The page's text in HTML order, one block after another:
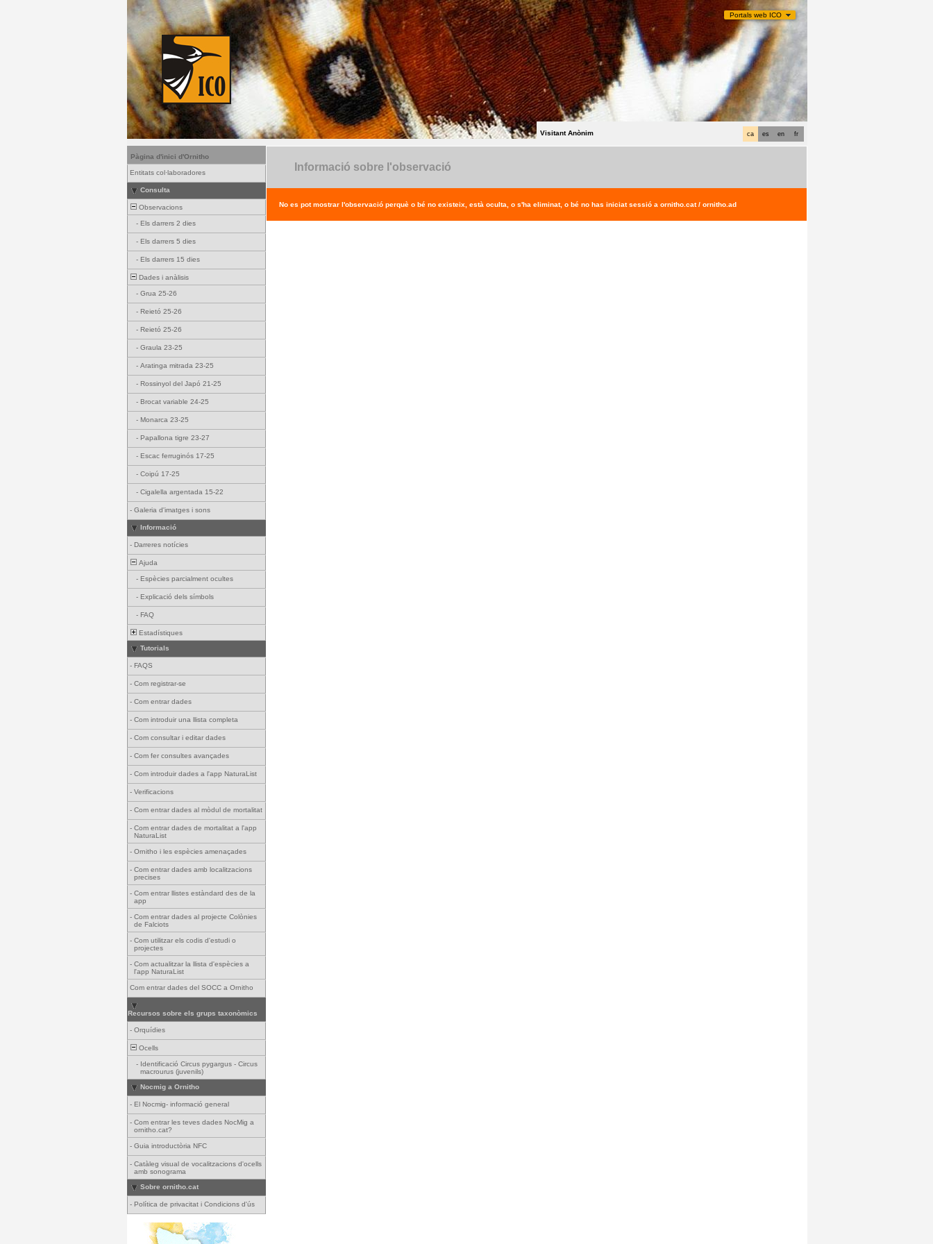
Portals web ICO
fr
en
es
ca
Visitant Anònim
Pàgina d'inici d'Ornitho
Entitats col·laboradores
Consulta
Observacions
- Els darrers 2 dies
- Els darrers 5 dies
- Els darrers 15 dies
Dades i anàlisis
- Grua 25-26
- Reietó 25-26
- Reietó 25-26
- Graula 23-25
- Aratinga mitrada 23-25
- Rossinyol del Japó 21-25
- Brocat variable 24-25
- Monarca 23-25
- Papallona tigre 23-27
- Escac ferruginós 17-25
- Coipú 17-25
- Cigalella argentada 15-22
- Galeria d'imatges i sons
Informació
- Darreres notícies
Ajuda
- Espècies parcialment ocultes
- Explicació dels símbols
- FAQ
Estadístiques
Tutorials
- FAQS
- Com registrar-se
- Com entrar dades
- Com introduir una llista completa
- Com consultar i editar dades
- Com fer consultes avançades
- Com introduir dades a l'app NaturaList
- Verificacions
- Com entrar dades al mòdul de mortalitat
- Com entrar dades de mortalitat a l'app
NaturaList
- Ornitho i les espècies amenaçades
- Com entrar dades amb localitzacions
precises
- Com entrar llistes estàndard des de la
app
- Com entrar dades al projecte Colònies
de Falciots
- Com utilitzar els codis d'estudi o
projectes
- Com actualitzar la llista d'espècies a
l'app NaturaList
Com entrar dades del SOCC a Ornitho
Recursos sobre els grups taxonòmics
- Orquídies
Ocells
- Identificació Circus pygargus - Circus
macrourus (juvenils)
Nocmig a Ornitho
- El Nocmig- informació general
- Com entrar les teves dades NocMig a
ornitho.cat?
- Guia introductòria NFC
- Catàleg visual de vocalitzacions d'ocells
amb sonograma
Sobre ornitho.cat
- Política de privacitat i Condicions d'ús
Informació sobre l'observació
No es pot mostrar l'observació perquè o bé no existeix, està oculta, o s'ha eliminat, o bé no has iniciat sessió a ornitho.cat / ornitho.ad